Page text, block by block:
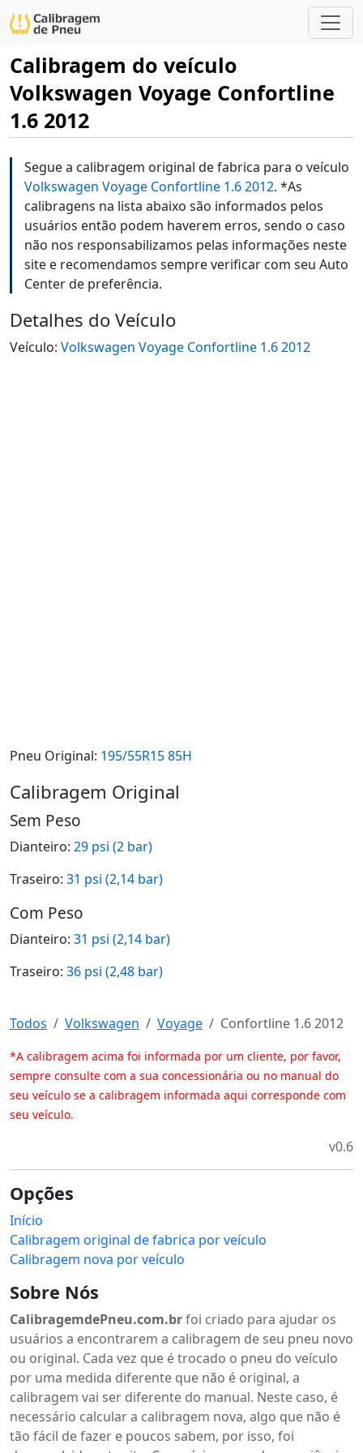
Calibragem do veículo
Volkswagen Voyage Confortline
1.6 2012
Segue a calibragem original de fabrica para o veículo
Volkswagen Voyage Confortline 1.6 2012. *As
calibragens na lista abaixo são informados pelos
usuários então podem haverem erros, sendo o caso
não nos responsabilizamos pelas informações neste
site e recomendamos sempre verificar com seu Auto
Center de preferência.
Detalhes do Veículo
Veículo: Volkswagen Voyage Confortline 1.6 2012
Pneu Original: 195/55R15 85H
Calibragem Original
Sem Peso
Dianteiro: 29 psi (2 bar)
Traseiro: 31 psi (2,14 bar)
Com Peso
Dianteiro: 31 psi (2,14 bar)
Traseiro: 36 psi (2,48 bar)
Todos Volkswagen Voyage Confortline 1.6 2012
*A calibragem acima foi informada por um cliente, por favor,
sempre consulte com a sua concessionária ou no manual do
seu veículo se a calibragem informada aqui corresponde com
seu veículo.
v0.6
Opções
Início
Calibragem original de fabrica por veículo
Calibragem nova por veículo
Sobre Nós
CalibragemdePneu.com.brfoi criado para ajudar os
usuários a encontrarem a calibragem de seu pneu novo
ou original. Cada vez que é trocado o pneu do veículo
por uma medida diferente que não é original, a
calibragem vai ser diferente do manual. Neste caso, é
necessário calcular a calibragem nova, algo que não é
tão fácil de fazer e poucos sabem, por isso, foi